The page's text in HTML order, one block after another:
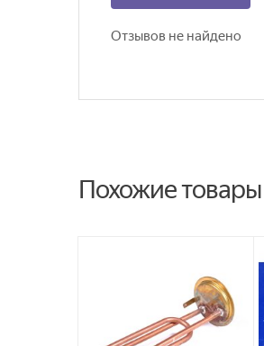
Отзывов не найдено
Похожие товары